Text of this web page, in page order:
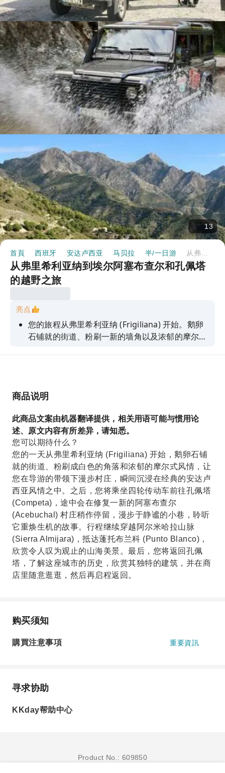
13
首頁 西班牙 安达卢西亚 马贝拉 半/一日游
从弗里希利亚纳到埃尔阿塞布查尔和孔佩塔
的越野之旅
亮点
您的旅程从弗里希利亚纳 (Frigiliana) 开始。鹅卵
石铺就的街道、粉刷一新的墙角以及浓郁的摩尔式
于静谧的小巷，聆听小镇重焕生机的故事。之后，
蓬托布兰科 (Punto Blanco)，欣赏令人叹为观止
的山海美景。最后，我们将返回孔佩塔，了解小镇
的历史，欣赏其独特的建筑风格，并在商店里随意
逛逛，然后再启程返回。
商品说明
此商品文案由机器翻译提供，相关用语可能与惯用论
述、原文内容有所差异，请知悉。
您可以期待什么？
您的一天从弗里希利亚纳 (Frigiliana) 开始，鹅卵石铺
就的街道、粉刷成白色的角落和浓郁的摩尔式风情，让
您在导游的带领下漫步村庄，瞬间沉浸在经典的安达卢
西亚风情之中。之后，您将乘坐四轮传动车前往孔佩塔
(Competa)，途中会在修复一新的阿塞布查尔
(Acebuchal) 村庄稍作停留，漫步于静谧的小巷，聆听
它重焕生机的故事。行程继续穿越阿尔米哈拉山脉
(Sierra Almijara)，抵达蓬托布兰科 (Punto Blanco)，
欣赏令人叹为观止的山海美景。最后，您将返回孔佩
塔，了解这座城市的历史，欣赏其独特的建筑，并在商
店里随意逛逛，然后再启程返回。
购买须知
購買注意事項 重要資訊
寻求协助
KKday帮助中心
Product No.: 609850